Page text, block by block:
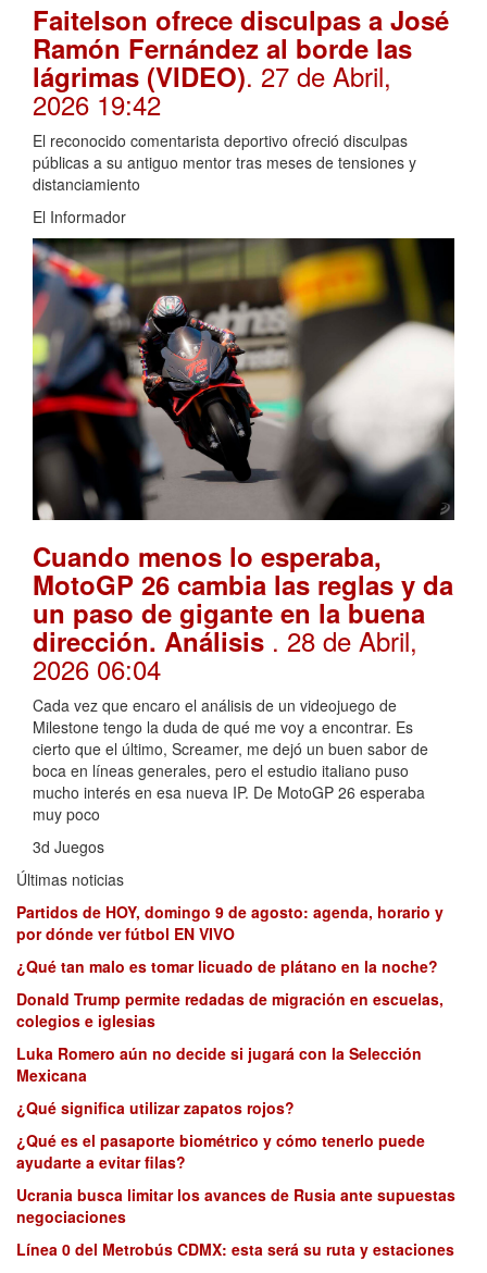
Faitelson ofrece disculpas a José
Ramón Fernández al borde las
lágrimas (VIDEO). 27 de Abril,
2026 19:42
El reconocido comentarista deportivo ofreció disculpas
públicas a su antiguo mentor tras meses de tensiones y
distanciamiento
El Informador
Cuando menos lo esperaba,
MotoGP 26 cambia las reglas y da
un paso de gigante en la buena
dirección. Análisis . 28 de Abril,
2026 06:04
Cada vez que encaro el análisis de un videojuego de
Milestone tengo la duda de qué me voy a encontrar. Es
cierto que el último, Screamer, me dejó un buen sabor de
boca en líneas generales, pero el estudio italiano puso
mucho interés en esa nueva IP. De MotoGP 26 esperaba
muy poco
3d Juegos
Últimas noticias
Partidos de HOY, domingo 9 de agosto: agenda, horario y
por dónde ver fútbol EN VIVO
¿Qué tan malo es tomar licuado de plátano en la noche?
Donald Trump permite redadas de migración en escuelas,
colegios e iglesias
Luka Romero aún no decide si jugará con la Selección
Mexicana
¿Qué significa utilizar zapatos rojos?
¿Qué es el pasaporte biométrico y cómo tenerlo puede
ayudarte a evitar filas?
Ucrania busca limitar los avances de Rusia ante supuestas
negociaciones
Línea 0 del Metrobús CDMX: esta será su ruta y estaciones